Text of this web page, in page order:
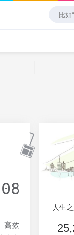
高效
人生